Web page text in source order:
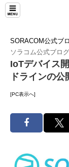
SORACOM公式ブ
ソラコム公式ブログ
IoTデバイス
ドラインの公
[PC表示へ]